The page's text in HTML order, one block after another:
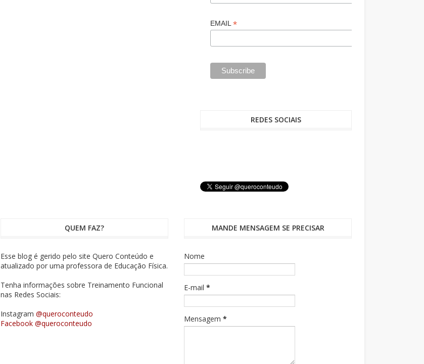
EMAIL *
REDES SOCIAIS
QUEM FAZ?
Esse blog é gerido pelo site Quero Conteúdo e
atualizado por uma professora de Educação Física.
Tenha informações sobre Treinamento Funcional
nas Redes Sociais:
Instagram@queroconteudo
Facebook @queroconteudo
MANDE MENSAGEM SE PRECISAR
Nome
E-mail*
Mensagem*